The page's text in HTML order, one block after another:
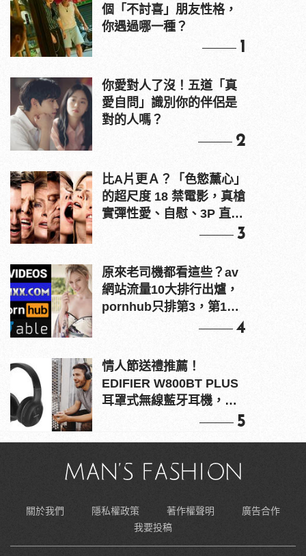
個「不討喜」朋友性格，
你遇過哪一種？
1
你愛對人了沒！五道「真
愛自問」識別你的伴侶是
對的人嗎？
2
比A片更Ａ？「色慾薰心」
的超尺度 18 禁電影，真槍
實彈性愛、自慰、3P 直接
3
原來老司機都看這些？av
網站流量10大排行出爐，
pornhub只排第3，第1名
4
情人節送禮推薦！
EDIFIER W800BT PLUS
耳罩式無線藍牙耳機，在
5
關於我們 隱私權政策 著作權聲明
廣告合作
我要投稿